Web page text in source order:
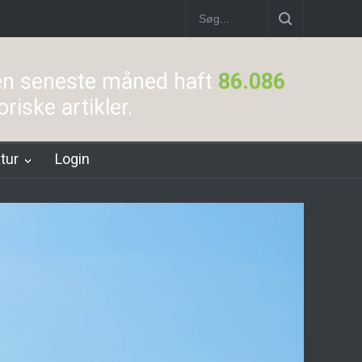
Klampenborgbane Station Hellerup
seneste måned haft 86.086
artikler.
Login